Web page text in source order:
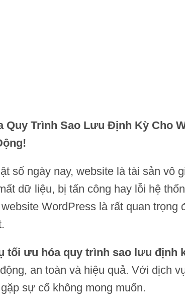
Quy Trình Sao Lưu Định Kỳ Cho
số ngày nay, website là tài sản vô
dữ liệu, bị tấn công hay lỗi hệ
WordPress là rất quan trọng
tối ưu hóa quy trình sao lưu định
an toàn và hiệu quả. Với dịch
sự cố không mong muốn.